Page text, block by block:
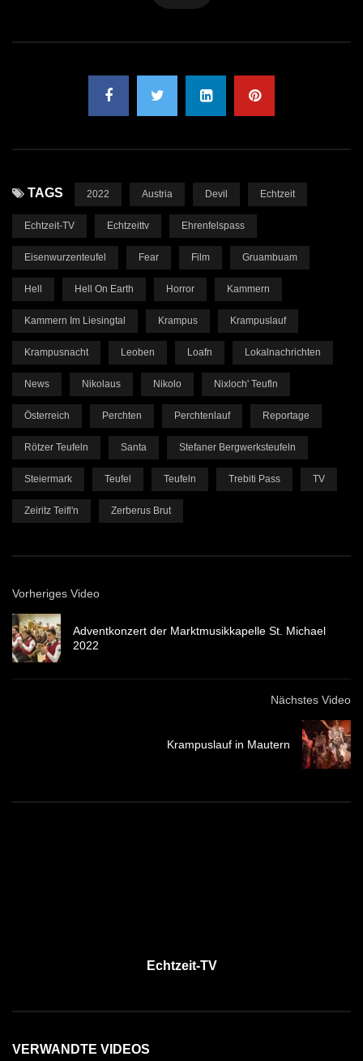
TAGS 2022 Austria Devil Echtzeit
Echtzeit-TV Echtzeittv Ehrenfelspass
Eisenwurzenteufel Fear Film Gruambuam
Hell Hell On Earth Horror Kammern
Kammern Im Liesingtal Krampus Krampuslauf
Krampusnacht Leoben Loafn Lokalnachrichten
News Nikolaus Nikolo Nixloch' Teufln
Österreich Perchten Perchtenlauf Reportage
Rötzer Teufeln Santa Stefaner Bergwerksteufeln
Steiermark Teufel Teufeln Trebiti Pass TV
Zeiritz Teifl'n Zerberus Brut
Vorheriges Video
Adventkonzert der Marktmusikkapelle St. Michael
2022
Nächstes Video
Krampuslauf in Mautern
Echtzeit-TV
VERWANDTE VIDEOS